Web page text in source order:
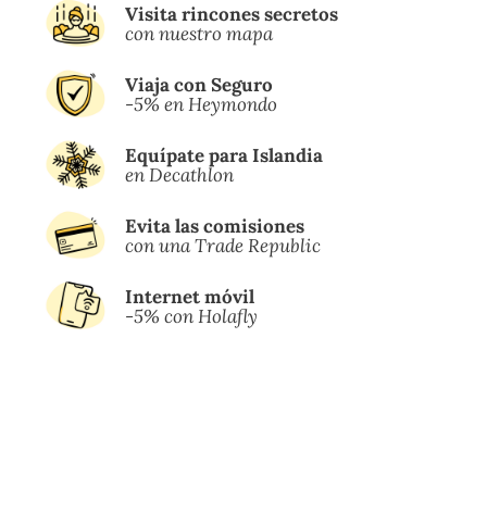
Visita rincones secretos
con nuestro mapa
Viaja con Seguro
-5% en Heymondo
Equípate para Islandia
en Decathlon
Evita las comisiones
con una Trade Republic
Internet móvil
-5% con Holafly